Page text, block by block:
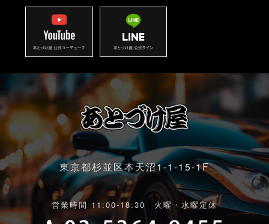
東京都杉並区本天沼1-1-15-1F
営業時間 11:00-18:30 火曜・水曜定休